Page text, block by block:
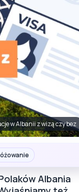
w Albanii z wizą czy bez
Albania